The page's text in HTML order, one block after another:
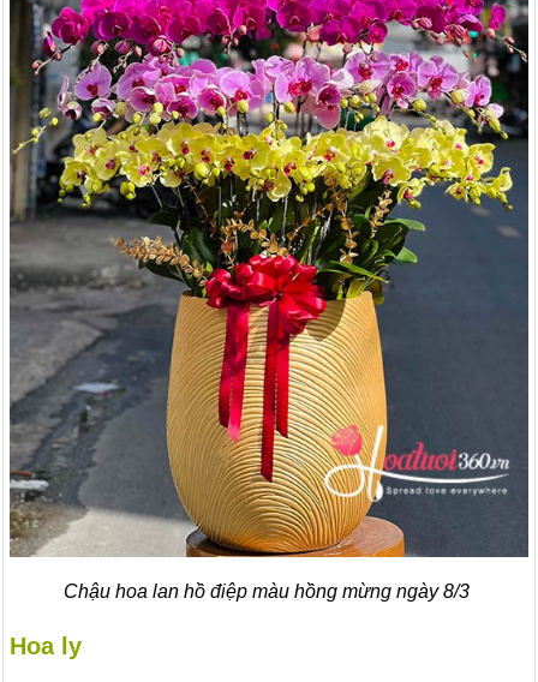
Chậu hoa lan hồ điệp màu hồng mừng ngày 8/3
Hoa ly